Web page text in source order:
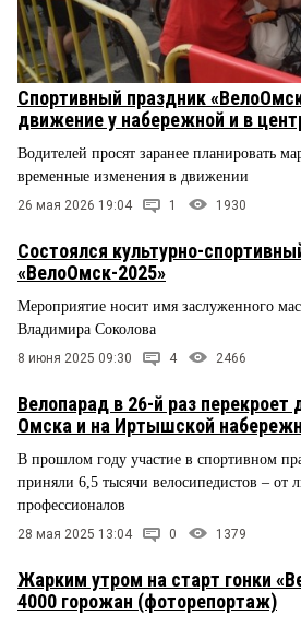
Спортивный праздник
движение у набережной и в
Водителей просят заранее планировать
временные изменения в движении
26 мая 2026 19:04 1 1930
Состоялся культурно-
«ВелоОмск-2025»
Мероприятие носит имя заслуженного
Владимира Соколова
8 июня 2025 09:30 4 2466
Велопарад в 26-й раз перекроет
Омска и на Иртышской
В прошлом году участие в спортивном
приняли 6,5 тысячи велосипедистов – от
профессионалов
28 мая 2025 13:04 0 1379
Жарким утром на старт гонки
4000 горожан (фоторепортаж)